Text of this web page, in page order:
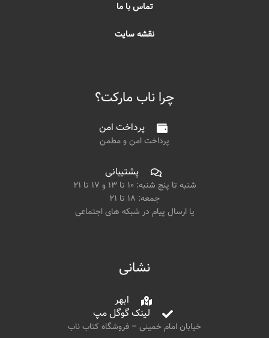
تماس با ما
نقشه سایت
چرا ناب مارکت؟
پرداخت امن
پرداخت امن و مطمن
پشتیبانی
شنبه تا پنج شنبه: ۱۰ تا ۱۳ و ۱۷ تا ۲۱
جمعه: ۱۸ تا ۲۱
یا ارسال پیام در شبکه های اجتماعی
نشانی
ابهر
لینک گوگل مپ
خیابان امام خمینی – فروشگاه کتاب ناب